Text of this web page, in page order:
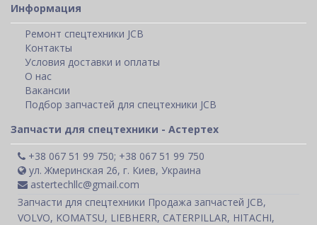
Информация
Ремонт спецтехники JCB
Контакты
Условия доставки и оплаты
О нас
Вакансии
Подбор запчастей для спецтехники JCB
Запчасти для спецтехники - Астертех
+38 067 51 99 750; +38 067 51 99 750
ул. Жмеринская 26, г. Киев, Украина
astertechllc@gmail.com
Запчасти для спецтехники Продажа запчастей JCB,
VOLVO, KOMATSU, LIEBHERR, CATERPILLAR, HITACHI,